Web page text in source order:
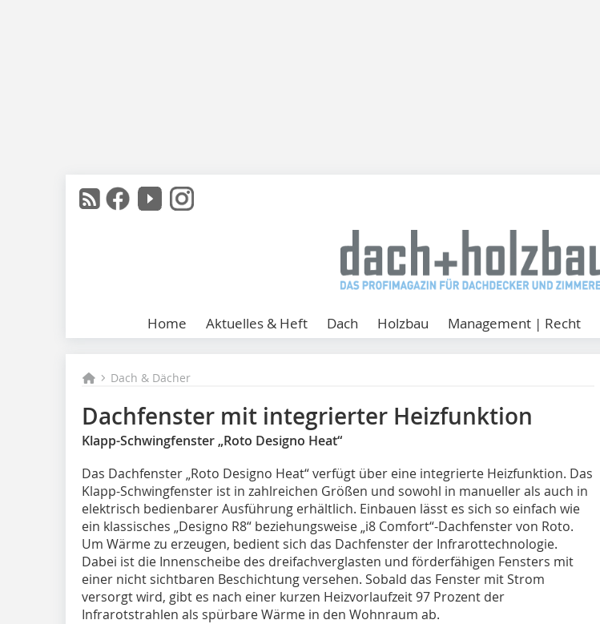
Home Aktuelles & Heft Dach Holzbau Management | Recht
Dach & Dächer
Dachfenster mit integrierter Heizfunktion
Klapp-Schwingfenster „Roto Designo Heat“
Das Dachfenster „Roto Designo Heat“ verfügt über eine integrierte Heizfunktion. Das
Klapp-Schwingfenster ist in zahlreichen Größen und sowohl in manueller als auch in
elektrisch bedienbarer Ausführung erhältlich. Einbauen lässt es sich so einfach wie
ein klassisches „Designo R8“ beziehungsweise „i8 Comfort“-Dachfenster von Roto.
Um Wärme zu erzeugen, bedient sich das Dachfenster der Infrarottechnologie.
Dabei ist die Innenscheibe des dreifachverglasten und förderfähigen Fensters mit
einer nicht sichtbaren Beschichtung versehen. Sobald das Fenster mit Strom
versorgt wird, gibt es nach einer kurzen Heizvorlaufzeit 97 Prozent der
Infrarotstrahlen als spürbare Wärme in den Wohnraum ab.